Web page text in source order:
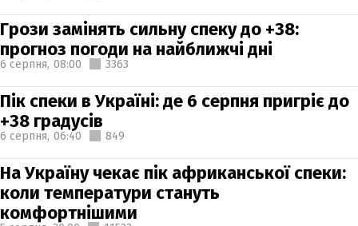
Грози замінять сильну спеку до +38:
прогноз погоди на найближчі дні
6 серпня, 08:00 3363
Пік спеки в Україні: де 6 серпня пригріє до
+38 градусів
6 серпня, 06:40 849
На Україну чекає пік африканської спеки:
коли температури стануть
комфортнішими